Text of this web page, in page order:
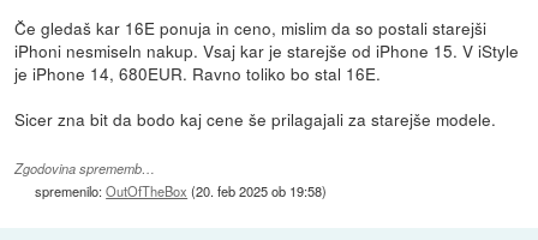
Če gledaš kar 16E ponuja in ceno, mislim da so postali starejši
iPhoni nesmiseln nakup. Vsaj kar je starejše od iPhone 15. V iStyle
je iPhone 14, 680EUR. Ravno toliko bo stal 16E.
Sicer zna bit da bodo kaj cene še prilagajali za starejše modele.
Zgodovina sprememb…
spremenilo:OutOfTheBox (20. feb 2025 ob 19:58)